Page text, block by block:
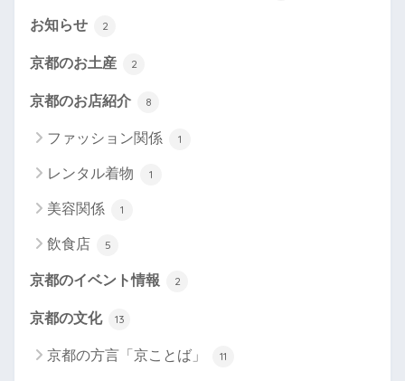
お知らせ 2
京都のお土産 2
京都のお店紹介 8
ファッション関係 1
レンタル着物 1
美容関係 1
飲食店 5
京都のイベント情報 2
京都の文化 13
京都の方言「京ことば」 11